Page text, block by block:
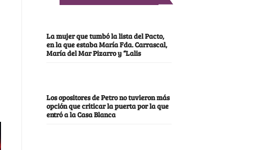
La mujer que tumbó la lista del Pacto,
en la que estaba María Fda. Carrascal,
María del Mar Pizarro y “Lalis
Los opositores de Petro no tuvieron más
opción que criticar la puerta por la que
entró a la Casa Blanca